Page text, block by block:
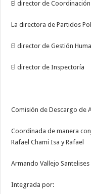
El director de
La directora de Partidos
El director de Gestión
El director de Inspectoría
Comisión de Descargo de
Coordinada de manera
Rafael Chami Isa y Rafael
Armando Vallejo Santelises
Integrada por: